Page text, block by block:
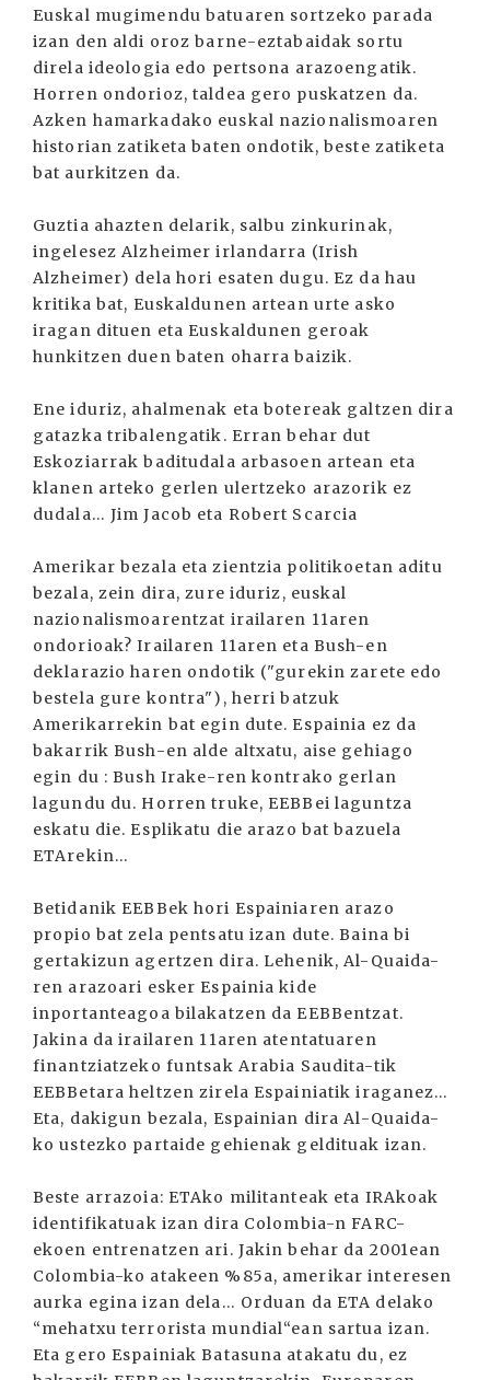
Euskal mugimendu batuaren sortzeko parada
izan den aldi oroz barne-eztabaidak sortu
direla ideologia edo pertsona arazoengatik.
Horren ondorioz, taldea gero puskatzen da.
Azken hamarkadako euskal nazionalismoaren
historian zatiketa baten ondotik, beste zatiketa
bat aurkitzen da.
Guztia ahazten delarik, salbu zinkurinak,
ingelesez Alzheimer irlandarra (Irish
Alzheimer) dela hori esaten dugu. Ez da hau
kritika bat, Euskaldunen artean urte asko
iragan dituen eta Euskaldunen geroak
hunkitzen duen baten oharra baizik.
Ene iduriz, ahalmenak eta botereak galtzen dira
gatazka tribalengatik. Erran behar dut
Eskoziarrak baditudala arbasoen artean eta
klanen arteko gerlen ulertzeko arazorik ez
dudala… Jim Jacob eta Robert Scarcia
Amerikar bezala eta zientzia politikoetan aditu
bezala, zein dira, zure iduriz, euskal
nazionalismoarentzat irailaren 11aren
ondorioak? Irailaren 11aren eta Bush-en
deklarazio haren ondotik ("gurekin zarete edo
bestela gure kontra"), herri batzuk
Amerikarrekin bat egin dute. Espainia ez da
bakarrik Bush-en alde altxatu, aise gehiago
egin du : Bush Irake-ren kontrako gerlan
lagundu du. Horren truke, EEBBei laguntza
eskatu die. Esplikatu die arazo bat bazuela
ETArekin…
Betidanik EEBBek hori Espainiaren arazo
propio bat zela pentsatu izan dute. Baina bi
gertakizun agertzen dira. Lehenik, Al-Quaida-
ren arazoari esker Espainia kide
inportanteagoa bilakatzen da EEBBentzat.
Jakina da irailaren 11aren atentatuaren
finantziatzeko funtsak Arabia Saudita-tik
EEBBetara heltzen zirela Espainiatik iraganez…
Eta, dakigun bezala, Espainian dira Al-Quaida-
ko ustezko partaide gehienak geldituak izan.
Beste arrazoia: ETAko militanteak eta IRAkoak
identifikatuak izan dira Colombia-n FARC-
ekoen entrenatzen ari. Jakin behar da 2001ean
Colombia-ko atakeen %85a, amerikar interesen
aurka egina izan dela… Orduan da ETA delako
“mehatxu terrorista mundial“ean sartua izan.
Eta gero Espainiak Batasuna atakatu du, ez